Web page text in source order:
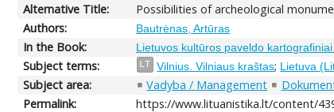
Alternative Title:
Possibilities of archeological
Authors:
Bautrėnas, Artūras
In the Book: Lietuvos kultūros paveldo
Subject terms:
LT Vilnius. Vilniaus kraštas; Lietuva
Subject area: Vadyba / Management
Permalink:
https://www.lituanistika.lt/content/